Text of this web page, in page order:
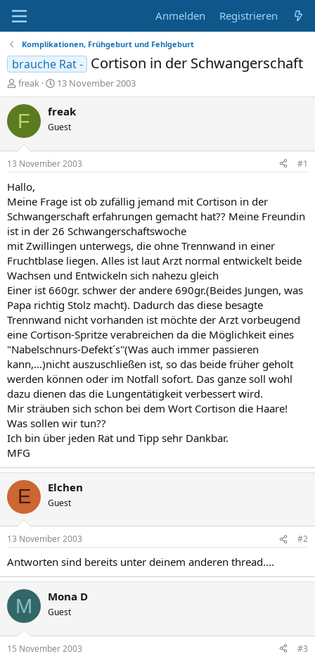
Anmelden Registrieren
Komplikationen, Frühgeburt und Fehlgeburt
brauche Rat - Cortison in der Schwangerschaft
E
r
s
e
r
freak
E
r
s
e
t
13 November 2003
F freak
Guest
13 November 2003 #1
Hallo,
Meine Frage ist ob zufällig jemand mit Cortison in der
Schwangerschaft erfahrungen gemacht hat?? Meine Freundin
ist in der 26 Schwangerschaftswoche
mit Zwillingen unterwegs, die ohne Trennwand in einer
Fruchtblase liegen. Alles ist laut Arzt normal entwickelt beide
Wachsen und Entwickeln sich nahezu gleich
Einer ist 660gr. schwer der andere 690gr.(Beides Jungen, was
Papa richtig Stolz macht). Dadurch das diese besagte
Trennwand nicht vorhanden ist möchte der Arzt vorbeugend
eine Cortison-Spritze verabreichen da die Möglichkeit eines
"Nabelschnurs-Defekt´s"(Was auch immer passieren
kann,...)nicht auszuschließen ist, so das beide früher geholt
werden können oder im Notfall sofort. Das ganze soll wohl
dazu dienen das die Lungentätigkeit verbessert wird.
Mir sträuben sich schon bei dem Wort Cortison die Haare!
Was sollen wir tun??
Ich bin über jeden Rat und Tipp sehr Dankbar.
MFG
E Elchen
Guest
13 November 2003 #2
Antworten sind bereits unter deinem anderen thread....
M Mona D
Guest
15 November 2003 #3